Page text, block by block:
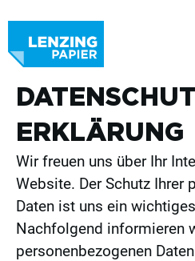
ERKLÄRUNG
Wir freuen uns über Ihr
Website. Der Schutz Ihrer
Daten ist uns ein
Nachfolgend informieren
personenbezogenen